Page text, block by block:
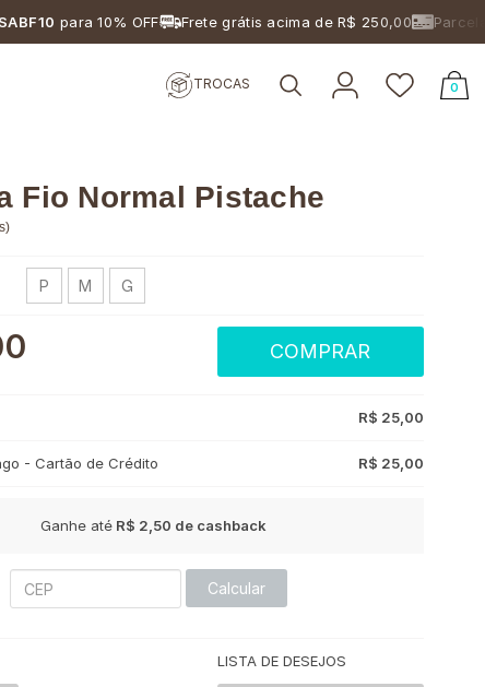
para 10% OFF Frete grátis acima de R$ 250,00
TROCAS 0
Fio Normal Pistache
)
P M G
COMPRAR
R$ 25,00
- Cartão de Crédito R$ 25,00
Ganhe atéR$ 2,50 de cashback
Calcular
LISTA DE DESEJOS